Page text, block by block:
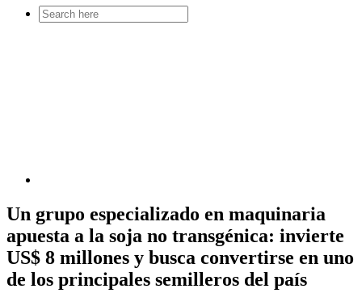
Search
for:
Un grupo especializado en maquinaria
apuesta a la soja no transgénica: invierte
US$ 8 millones y busca convertirse en uno
de los principales semilleros del país